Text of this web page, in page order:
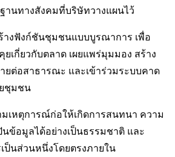
ฐานทางสังคมที่บริษัทวางแผนไว้
งฟังก์ชันชุมชนแบบบูรณาการ เพื่อ
เกี่ยวกับตลาด เผยแพร่มุมมอง สร้าง
ยต่อสาธารณะ และเข้าร่วมระบบคาด
ชุมชน
เหตุการณ์ก่อให้เกิดการสนทนา ความ
ข้อมูลได้อย่างเป็นธรรมชาติ และ
ป็นส่วนหนึ่งโดยตรงภายใน